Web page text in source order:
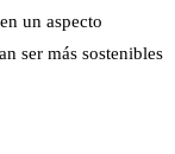
un aspecto
ser más sostenibles